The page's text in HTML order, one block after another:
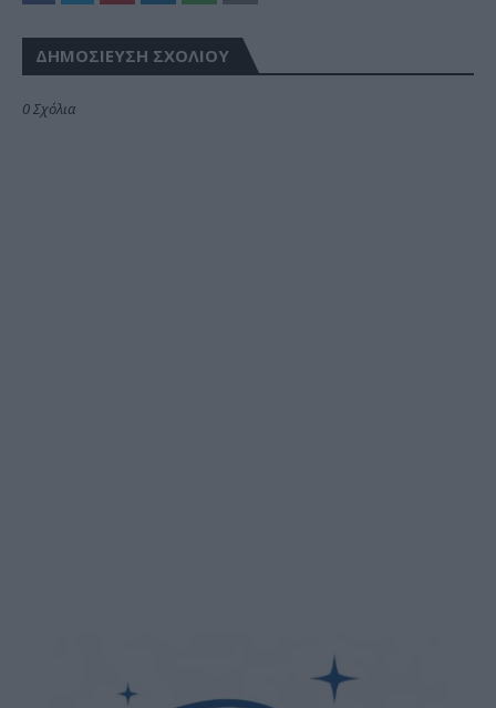
ΔΗΜΟΣΊΕΥΣΗ ΣΧΟΛΊΟΥ
0 Σχόλια